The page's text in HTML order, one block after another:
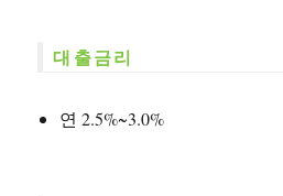
대출금리
연 2.5%~3.0%